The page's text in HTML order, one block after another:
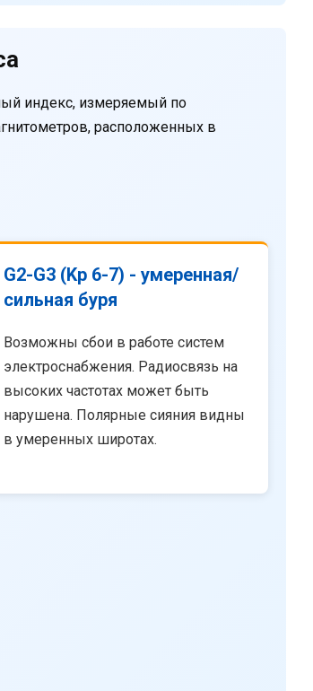
индекс, измеряемый по
расположенных в
G2-G3 (Kp 6-7) - умеренная/
сильная буря
Возможны сбои в работе систем
электроснабжения. Радиосвязь на
высоких частотах может быть
нарушена. Полярные сияния видны
в умеренных широтах.